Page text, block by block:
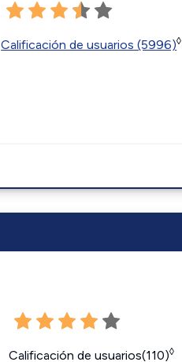
Calificación de usuarios (5996)◊
Calificación de usuarios(110)◊